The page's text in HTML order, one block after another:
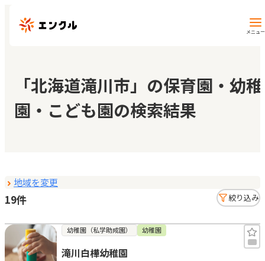
メニュー
保育園・幼稚園を探す
地図から探す
マイページ
お気に入り
「北海道滝川市」の保育園・幼稚
園・こども園の検索結果
地域を変更
19件 絞り込み
幼稚園（私学助成園） 幼稚園
滝川白樺幼稚園